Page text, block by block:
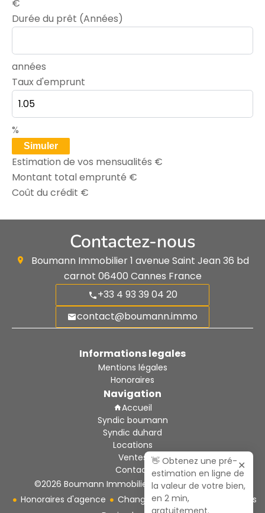
€
Durée du prêt (Années)
années
Taux d'emprunt
%
Simuler
Estimation de vos mensualités €
Montant total emprunté €
Coût du crédit €
Contactez-nous
Boumann Immobilier1 avenue Saint Jean 36 bd
carnot 06400 Cannes France
+33 4 93 39 04 20
contact@boumann.immo
Informations legales
Mentions légales
Honoraires
Navigation
Accueil
Syndic boumann
Syndic duhard
Locations
Ventes
Contact
©2026 Boumann Immobilier
Mentions légales
Honoraires d'agence
Changer ses préférences cookies
👋 Obtenez une pré-
estimation en ligne de
la valeur de votre bien,
en 2 min,
gratuitement.
✕